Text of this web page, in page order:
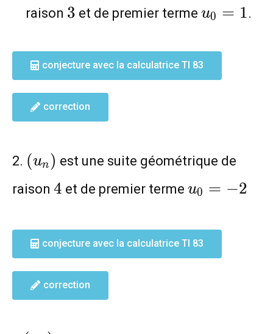
raison 3
3 et de premier terme u_0=1
u0 = 1.
conjecture avec la calculatrice TI 83
correction
2. (u_n)
(un ) est une suite géométrique de
raison 4
4 et de premier terme u_0=-2
u0 = −2
conjecture avec la calculatrice TI 83
correction